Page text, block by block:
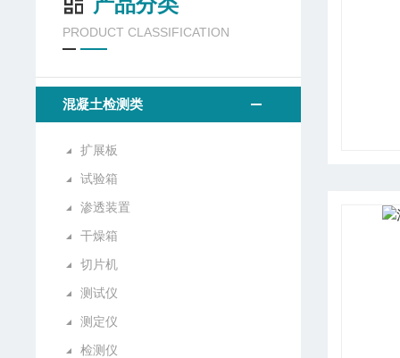
PRODUCT CLASSIFICATION
混凝土检测类
扩展板
试验箱
渗透装置
干燥箱
切片机
测试仪
测定仪
检测仪